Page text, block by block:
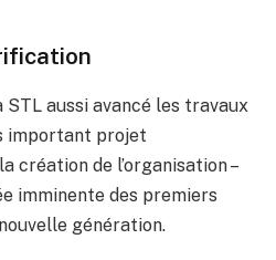
STL aussi avancé les travaux
important projet
création de l’organisation –
imminente des premiers
génération.